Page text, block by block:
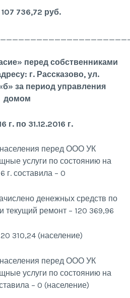
736,72 руб.
перед собственниками
г. Рассказово, ул.
за период управления
домом
г. по 31.12.2016 г.
перед ООО УК
услуги по состоянию на
г. составила – 0
денежных средств по
текущий ремонт – 120 369,96
310,24 (население)
перед ООО УК
услуги по состоянию на
– 0 (население)